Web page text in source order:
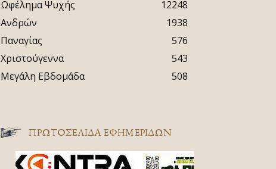
Ωφέλημα Ψυχής
12248
Ανδρών
1938
Παναγίας
576
Χριστούγεννα
543
Μεγάλη Εβδομάδα
508
ΠΡΩΤΟΣΈΛΙΔΑ ΕΦΗΜΕΡΊΔΩΝ